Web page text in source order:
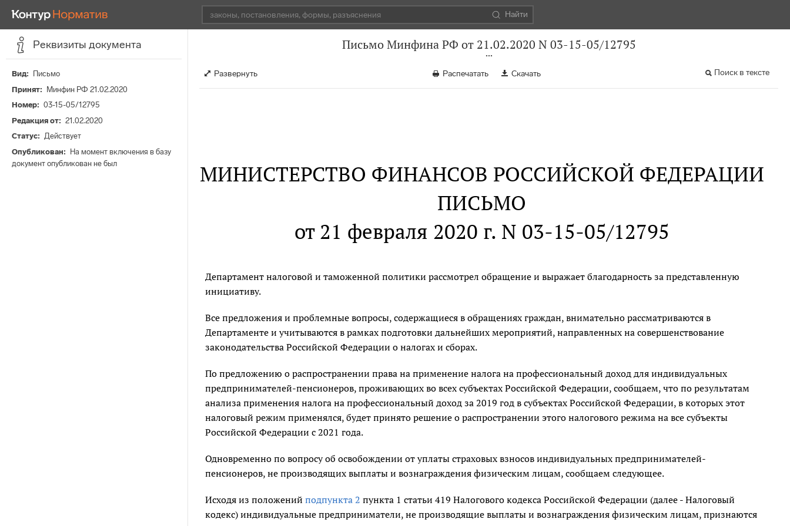
Найти
Реквизиты документа
Вид
Письмо
Принят
Минфин РФ 21.02.2020
Номер
03-15-05/12795
Редакция от
21.02.2020
Статус
Действует
Опубликован
На момент включения в базу
документ опубликован не был
Письмо Минфина РФ от 21.02.2020 N 03-15-05/12795
Развернуть Распечатать Скачать Поиск в тексте
МИНИСТЕРСТВО ФИНАНСОВ РОССИЙСКОЙ ФЕДЕРАЦИИ
ПИСЬМО
от 21 февраля 2020 г. N 03-15-05/12795
Департамент налоговой и таможенной политики рассмотрел обращение и выражает благодарность за представленную
инициативу.
Все предложения и проблемные вопросы, содержащиеся в обращениях граждан, внимательно рассматриваются в
Департаменте и учитываются в рамках подготовки дальнейших мероприятий, направленных на совершенствование
законодательства Российской Федерации о налогах и сборах.
По предложению о распространении права на применение налога на профессиональный доход для индивидуальных
предпринимателей-пенсионеров, проживающих во всех субъектах Российской Федерации, сообщаем, что по результатам
анализа применения налога на профессиональный доход за 2019 год в субъектах Российской Федерации, в которых этот
налоговый режим применялся, будет принято решение о распространении этого налогового режима на все субъекты
Российской Федерации с 2021 года.
Одновременно по вопросу об освобождении от уплаты страховых взносов индивидуальных предпринимателей-
пенсионеров, не производящих выплаты и вознаграждения физическим лицам, сообщаем следующее.
Исходя из положений подпункта 2 пункта 1 статьи 419 Налогового кодекса Российской Федерации (далее - Налоговый
кодекс) индивидуальные предприниматели, не производящие выплаты и вознаграждения физическим лицам, признаются